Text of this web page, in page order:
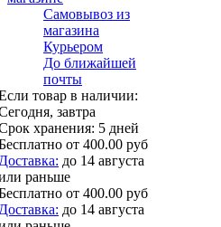
Самовывоз из
магазина
Курьером
До ближайшей
почты
товар в наличии:
завтра
хранения: 5 дней
от 400.00 руб
до 14 августа
раньше
от 400.00 руб
до 14 августа